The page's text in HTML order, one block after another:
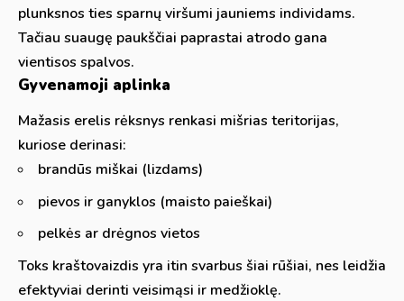
plunksnos ties sparnų viršumi jauniems individams.
Tačiau suaugę paukščiai paprastai atrodo gana
vientisos spalvos.
Gyvenamoji aplinka
Mažasis erelis rėksnys renkasi mišrias teritorijas,
kuriose derinasi:
brandūs miškai (lizdams)
pievos ir ganyklos (maisto paieškai)
pelkės ar drėgnos vietos
Toks kraštovaizdis yra itin svarbus šiai rūšiai, nes leidžia
efektyviai derinti veisimąsi ir medžioklę.